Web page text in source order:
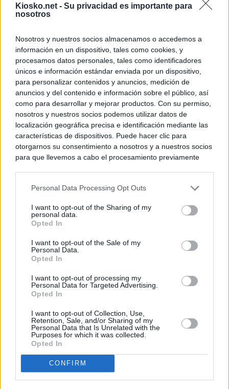
Kiosko.net - Su privacidad es importante para
nosotros
Nosotros y nuestros socios almacenamos o accedemos a
información en un dispositivo, tales como cookies, y
procesamos datos personales, tales como identificadores
únicos e información estándar enviada por un dispositivo,
para personalizar contenidos y anuncios, medición de
anuncios y del contenido e información sobre el público, así
como para desarrollar y mejorar productos. Con su permiso,
nosotros y nuestros socios podemos utilizar datos de
localización geográfica precisa e identificación mediante las
características de dispositivos. Puede hacer clic para
otorgarnos su consentimiento a nosotros y a nuestros socios
para que llevemos a cabo el procesamiento previamente
negar su consentimiento. Tenga en cuenta que algún
de su consentimiento, pero usted tiene el derecho de
rechazar tal procesamiento. Sus preferencias se aplicarán
cualquier momento entrando de nuevo en este sitio web o
visitando nuestra política de privacidad.
Personal Data Processing Opt Outs
I want to opt-out of the Sharing of my
personal data.
Opted In
I want to opt-out of the Sale of my
Personal Data.
Opted In
I want to opt-out of processing my
Personal Data for Targeted Advertising.
Opted In
I want to opt-out of Collection, Use,
Retention, Sale, and/or Sharing of my
Personal Data that Is Unrelated with the
Purposes for which it was collected.
Opted In
CONFIRM